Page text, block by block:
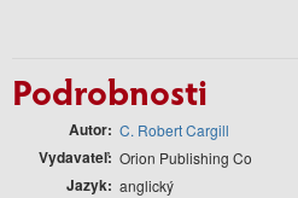
Podrobnosti
Autor C. Robert Cargill
Vydavateľ Orion Publishing Co
Jazyk anglický